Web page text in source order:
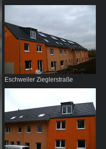
Eschweiler Zieglerstraße